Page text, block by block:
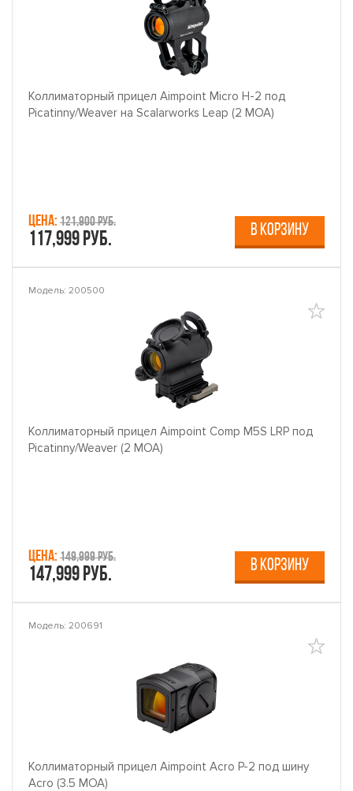
Коллиматорный прицел Aimpoint Micro H-2 под
Picatinny/Weaver на Scalarworks Leap (2 МОА)
Цена: 121,900 руб.
117,999 руб. В КОРЗИНУ
Модель: 200500
Коллиматорный прицел Aimpoint Comp M5S LRP под
Picatinny/Weaver (2 МОА)
Цена: 149,999 руб.
147,999 руб. В КОРЗИНУ
Модель: 200691
Коллиматорный прицел Aimpoint Acro P-2 под шину
Acro (3.5 МОА)